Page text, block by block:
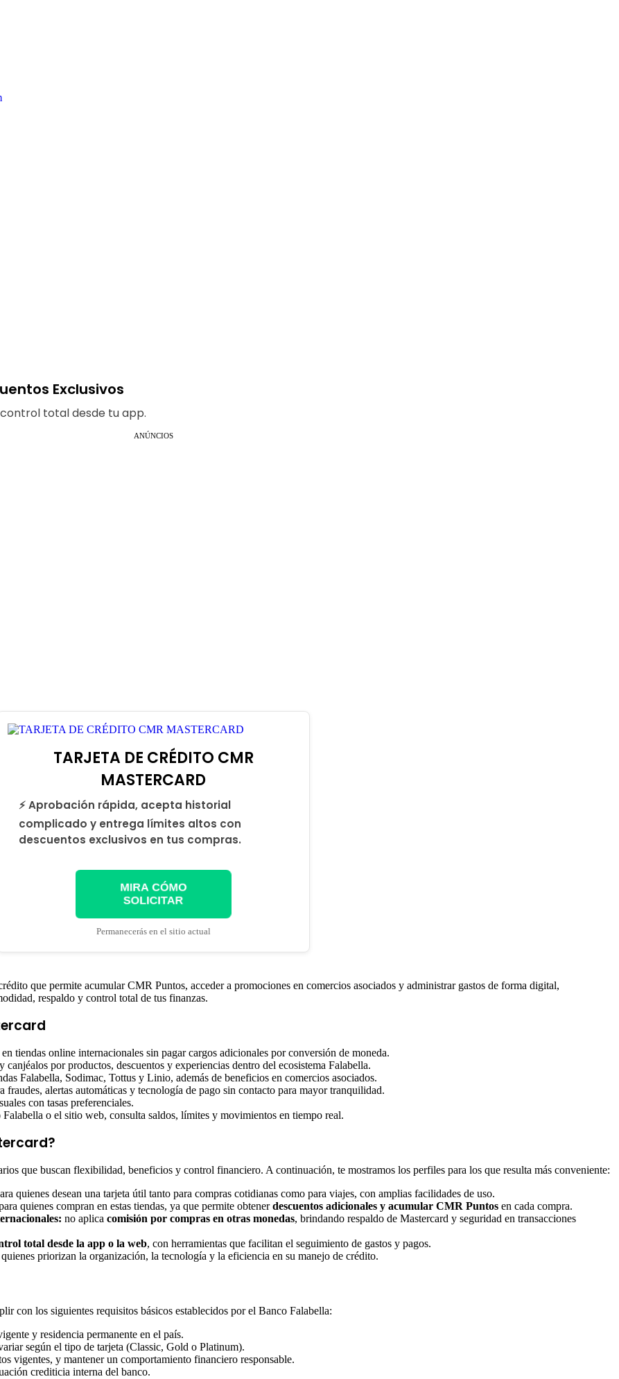
Exclusivos
total desde tu app.
ANÚNCIOS
TARJETA DE CRÉDITO CMR
MASTERCARD
⚡ Aprobación rápida, acepta historial
complicado y entrega límites altos con
descuentos exclusivos en tus compras.
MIRA CÓMO
SOLICITAR
Permanecerás en el sitio actual
que permite acumular CMR Puntos, acceder a promociones en comercios asociados y administrar gastos de forma digital,
respaldo y control total de tus finanzas.
tiendas online internacionales sin pagar cargos adicionales por conversión de moneda.
canjéalos por productos, descuentos y experiencias dentro del ecosistema Falabella.
Falabella, Sodimac, Tottus y Linio, además de beneficios en comercios asociados.
fraudes, alertas automáticas y tecnología de pago sin contacto para mayor tranquilidad.
con tasas preferenciales.
o el sitio web, consulta saldos, límites y movimientos en tiempo real.
que buscan flexibilidad, beneficios y control financiero. A continuación, te mostramos los perfiles para los que resulta más conveniente:
quienes desean una tarjeta útil tanto para compras cotidianas como para viajes, con amplias facilidades de uso.
quienes compran en estas tiendas, ya que permite obtenerdescuentos adicionales y acumular CMR Puntos en cada compra.
no aplica comisión por compras en otras monedas, brindando respaldo de Mastercard y seguridad en transacciones
total desde la app o la web, con herramientas que facilitan el seguimiento de gastos y pagos.
quienes priorizan la organización, la tecnología y la eficiencia en su manejo de crédito.
con los siguientes requisitos básicos establecidos por el Banco Falabella:
y residencia permanente en el país.
según el tipo de tarjeta (Classic, Gold o Platinum).
vigentes, y mantener un comportamiento financiero responsable.
crediticia interna del banco.